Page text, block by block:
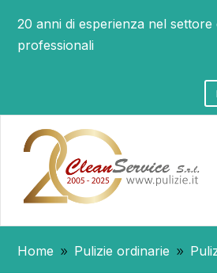
20 anni di esperienza nel settore
professionali
Home 9 Pulizie ordinarie 9